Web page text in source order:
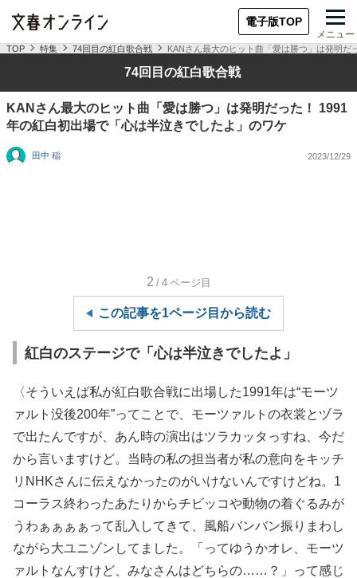
電子版TOP
メニュー
TOP 特集 74回目の紅白歌合戦 KANさん最大のヒット曲「愛は勝つ」は発明
74回目の紅白歌合戦
KANさん最大のヒット曲「愛は勝つ」は発明だった！ 1991
年の紅白初出場で「心は半泣きでしたよ」のワケ
田中 稲 2023/12/29
2 /4 ページ目
この記事を1ページ目から読む
紅白のステージで「心は半泣きでしたよ」
〈そういえば私が紅白歌合戦に出場した1991年は“モーツ
ァルト没後200年”ってことで、モーツァルトの衣裳とヅラ
で出たんですが、あん時の演出はツラカッタっすね、今だ
から言いますけど。当時の私の担当者が私の意向をキッチ
リNHKさんに伝えなかったのがいけないんですけどね。1
コーラス終わったあたりからチビッコや動物の着ぐるみが
うわぁぁぁぁって乱入してきて、風船バンバン振りまわし
ながら大ユニゾンしてました。「ってゆうかオレ、モーツ
ァルトなんすけど、みなさんはどちらの……？」って感じ